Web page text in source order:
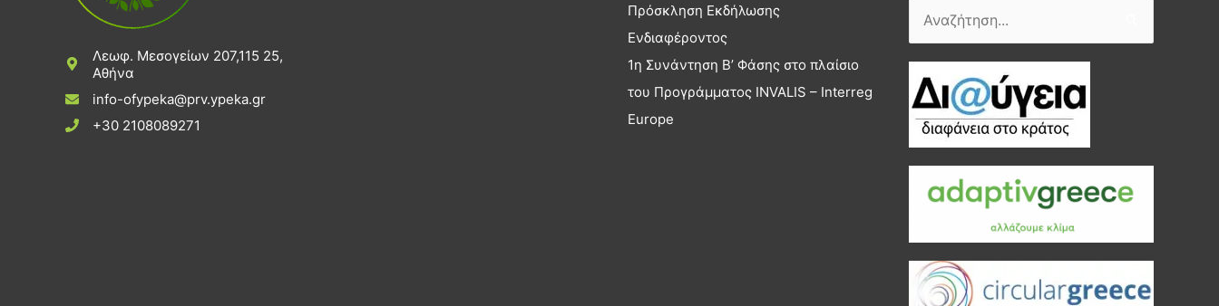
Λεωφ. Μεσογείων 207,115 25,
Αθήνα
info-ofypeka@prv.ypeka.gr
+30 2108089271
Πρόσκληση Εκδήλωσης
Ενδιαφέροντος
1η Συνάντηση Β’ Φάσης στο πλαίσιο
του Προγράμματος INVALIS – Interreg
Europe
Αναζήτηση